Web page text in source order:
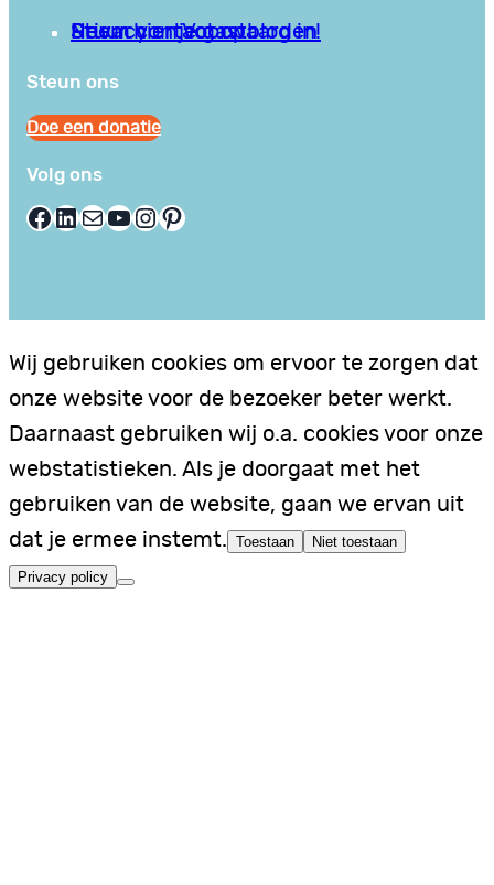
Privacy en Voorwaarden
Stuur hier je gastblog in!
Neem contact op
Steun ons
Doe een donatie
Volg ons
Facebook LinkedIn E-mail YouTube InstagramPinterest
Wij gebruiken cookies om ervoor te zorgen dat
onze website voor de bezoeker beter werkt.
Daarnaast gebruiken wij o.a. cookies voor onze
webstatistieken. Als je doorgaat met het
gebruiken van de website, gaan we ervan uit
dat je ermee instemt. Toestaan Niet toestaan
Privacy policy